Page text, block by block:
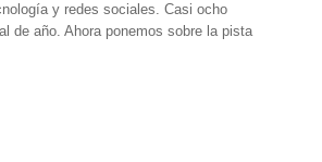
y redes sociales. Casi ocho
de año. Ahora ponemos sobre la pista